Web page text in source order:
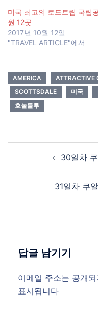
미국 최고의 로드트립 국립
원 12곳
2017년 10월 12일
"TRAVEL ARTICLE"에서
AMERICA ATTRACTIVE
SCOTTSDALE
미국
호놀룰루
navigation30일차
31일차 쿠
답글 남기기
이메일 주소는 공개
표시됩니다